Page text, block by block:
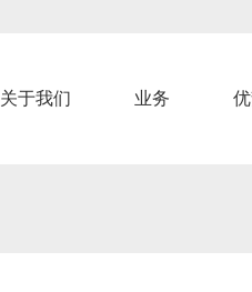
关于我们 业务